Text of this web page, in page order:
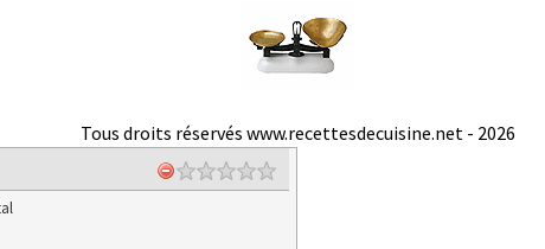
Tous droits réservés www.recettesdecuisine.net - 2026